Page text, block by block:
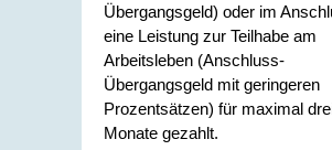
Übergangsgeld) oder im
eine Leistung zur Teilhabe am
Arbeitsleben (Anschluss-
Übergangsgeld mit geringeren
Prozentsätzen) für maximal
Monate gezahlt.